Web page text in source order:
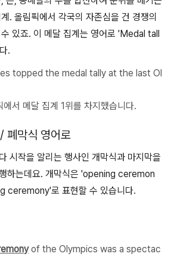
. 올림픽에서 각국의 자존심을 건 경쟁의
있죠. 이 메달 집계는 영어로 'Medal tall
.
topped the medal tally at the last Ol
에서 메달 집계 1위를 차지했습니다.
폐막식 영어로
시작을 알리는 행사인 개막식과 마지막을
하는데요. 개막식은 'opening ceremon
ceremony'로 표현할 수 있습니다.
of the Olympics was a spectac